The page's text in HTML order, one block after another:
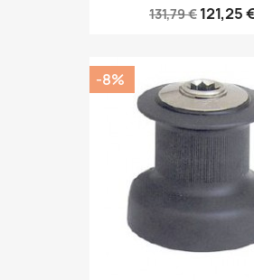
131,79 € 121,25
-8%